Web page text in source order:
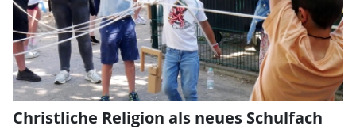
Christliche Religion als neues Schulfach